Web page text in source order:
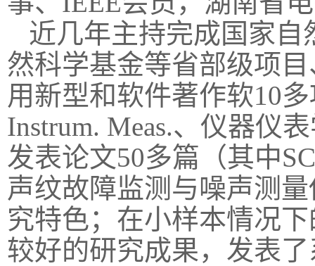
近几年主持完成国家
然科学基金等省部级项
用新型和软件著作软10
Instrum. Meas.、仪器仪
发表论文50多篇（其中
声纹故障监测与噪声测
究特色；在小样本情况
较好的研究成果，发表